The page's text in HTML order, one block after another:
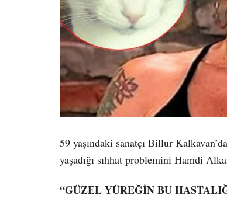
59 yaşındaki sanatçı Billur
yaşadığı sıhhat problemini Hamdi
“GÜZEL YÜREĞİN BU